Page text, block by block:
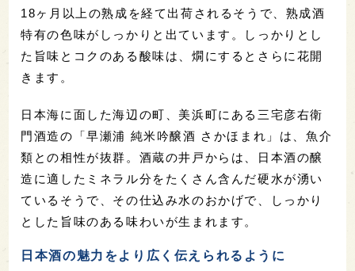
18ヶ月以上の熟成を経て出荷されるそうで、熟成酒
特有の色味がしっかりと出ています。しっかりとし
た旨味とコクのある酸味は、燗にするとさらに花開
きます。
日本海に面した海辺の町、美浜町にある三宅彦右衛
門酒造の「早瀬浦 純米吟醸酒 さかほまれ」は、魚介
類との相性が抜群。酒蔵の井戸からは、日本酒の醸
造に適したミネラル分をたくさん含んだ硬水が湧い
ているそうで、その仕込み水のおかげで、しっかり
とした旨味のある味わいが生まれます。
日本酒の魅力をより広く伝えられるように